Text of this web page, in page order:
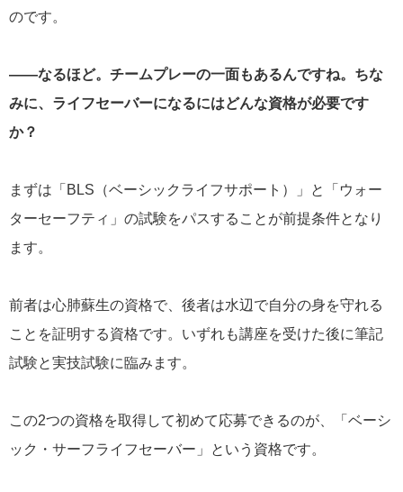
のです。
――なるほど。チームプレーの一面もあるんですね。ちな
みに、ライフセーバーになるにはどんな資格が必要です
か？
まずは「BLS（ベーシックライフサポート）」と「ウォー
ターセーフティ」の試験をパスすることが前提条件となり
ます。
前者は心肺蘇生の資格で、後者は水辺で自分の身を守れる
ことを証明する資格です。いずれも講座を受けた後に筆記
試験と実技試験に臨みます。
この2つの資格を取得して初めて応募できるのが、「ベーシ
ック・サーフライフセーバー」という資格です。